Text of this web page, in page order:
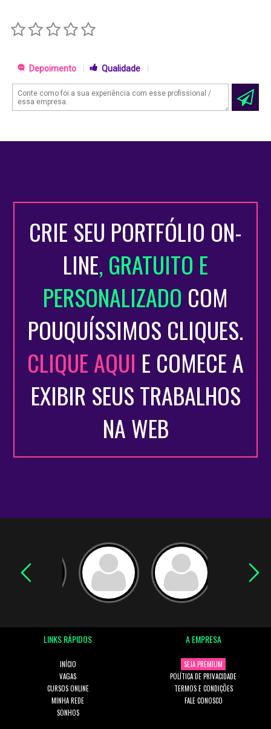
Depoimento Qualidade
CRIE SEU PORTFÓLIO ON-
LINE, GRATUITO E
PERSONALIZADO COM
POUQUÍSSIMOS CLIQUES.
CLIQUE AQUI E COMECE A
EXIBIR SEUS TRABALHOS
NA WEB
LINKS RÁPIDOS
INÍCIO
VAGAS
CURSOS ONLINE
MINHA REDE
SONHOS
A EMPRESA
SEJA PREMIUM
POLÍTICA DE PRIVACIDADE
TERMOS E CONDIÇÕES
FALE CONOSCO